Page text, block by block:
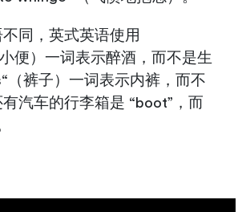
同，英式英语使用
便）一词表示醉酒，而不是生
（裤子）一词表示内裤，而不
汽车的行李箱是 “boot”，而